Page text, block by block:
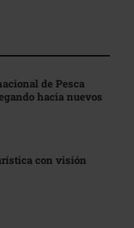
de Pesca
hacia nuevos
con visión